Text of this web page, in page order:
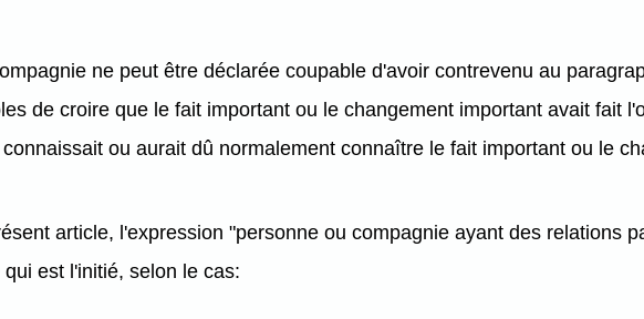
ne peut être déclarée coupable d'avoir contrevenu au
de croire que le fait important ou le changement important avait fait
ou aurait dû normalement connaître le fait important ou le
article, l'expression "personne ou compagnie ayant des relations
est l'initié, selon le cas: